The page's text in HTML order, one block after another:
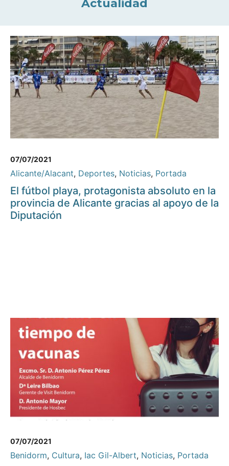
Actualidad
07/07/2021
Alicante/Alacant, Deportes, Noticias, Portada
El fútbol playa, protagonista absoluto en la
provincia de Alicante gracias al apoyo de la
Diputación
07/07/2021
Benidorm, Cultura, Iac Gil-Albert, Noticias, Portada